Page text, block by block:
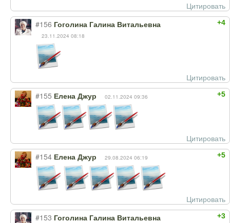
Цитировать
+4
#156 Гоголина Галина Витальевна
23.11.2024 08:18
Цитировать
+5
#155 Елена Джур 02.11.2024 09:36
Цитировать
+5
#154 Елена Джур 29.08.2024 06:19
Цитировать
+3
#153 Гоголина Галина Витальевна